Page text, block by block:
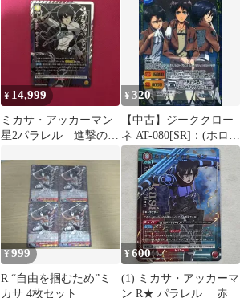
¥ 14,999
ミカサ・アッカーマン
星2パラレル 進撃の巨
¥320
【中古】ジーククロー
ネ AT-080[SR]：(ホロ)
合わさる力 エレン＆リ
ヴァイ＆ミカサ
¥999
R “自由を掴むため”ミ
カサ 4枚セット
¥600
(1) ミカサ・アッカーマ
ン R★ パラレル 赤